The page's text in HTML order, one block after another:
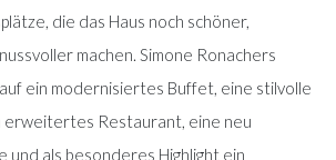
die das Haus noch schöner,
machen. Simone Ronachers
ein modernisiertes Buffet, eine stilvolle
erweitertes Restaurant, eine neu
als besonderes Highlight ein